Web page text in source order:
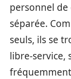
personnel
séparée.
seuls, ils se
libre-service,